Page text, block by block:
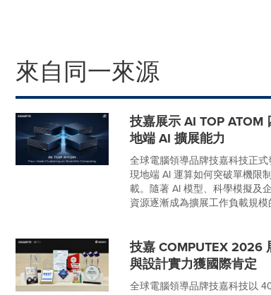
來自同一來源
技嘉展示 AI TOP
地端 AI 擴展能力
全球電腦領導品牌技嘉科技正
現地端 AI 運算如何突破單機限
載。隨著 AI 模型、科學模擬及
資源逐漸成為擴展工作負載規
技嘉 COMPUTEX 2026
與設計實力獲國際肯定
全球電腦領導品牌技嘉科技以